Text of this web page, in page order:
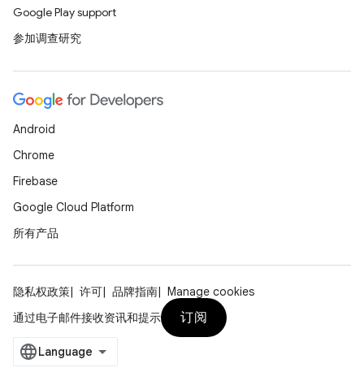
Google Play support
参加调查研究
Android
Chrome
Firebase
Google Cloud Platform
所有产品
隐私权政策 许可 品牌指南
Manage cookies
通过电子邮件接收资讯和提示
订阅